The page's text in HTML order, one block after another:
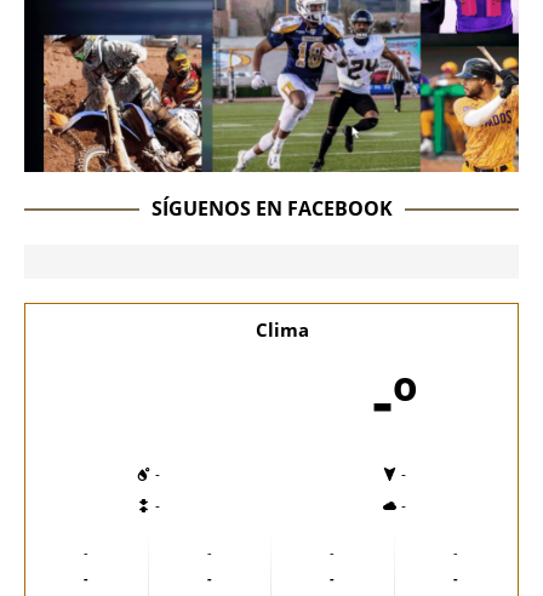
SÍGUENOS EN FACEBOOK
Clima
-º
-
-
-
-
-
-
-
-
-
-
-
-